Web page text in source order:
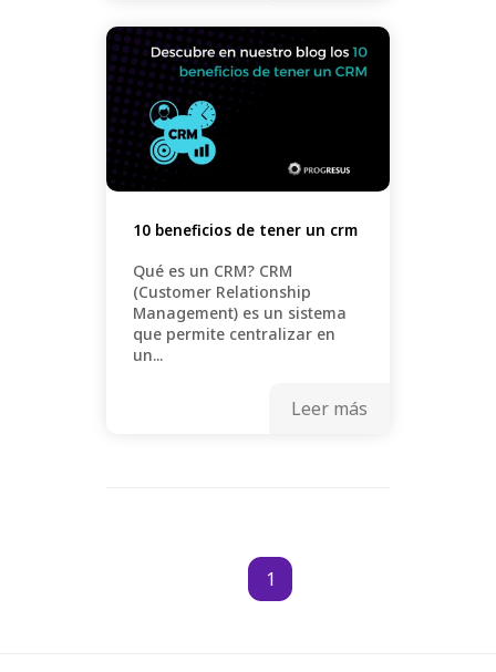
10 beneficios de tener un crm
Qué es un CRM? CRM
(Customer Relationship
Management) es un sistema
que permite centralizar en
un...
Leer más
1